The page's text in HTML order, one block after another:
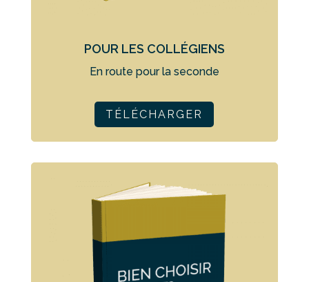
POUR LES COLLÉGIENS
En route pour la seconde
TÉLÉCHARGER